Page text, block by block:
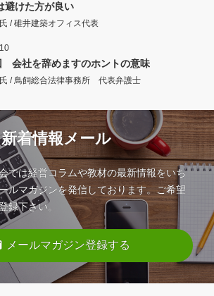
避けた方が良い
/ 碓井建築オフィス代表
会社を辞めますのホントの意味
/ 鳥飼総合法律事務所 代表弁護士
新着情報メール
では経営コラムや教材の最新情報をいち
ルマガジンを発信しております。ご希望
録下さい。
メールマガジン登録する